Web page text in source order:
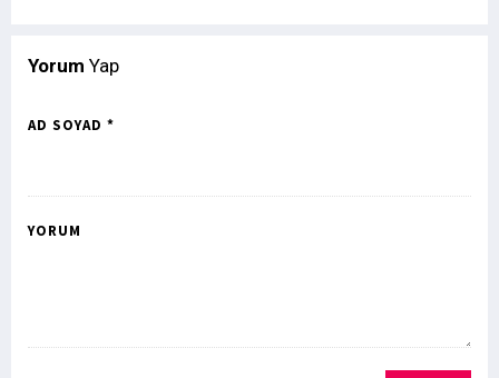
Yorum Yap
AD SOYAD *
YORUM